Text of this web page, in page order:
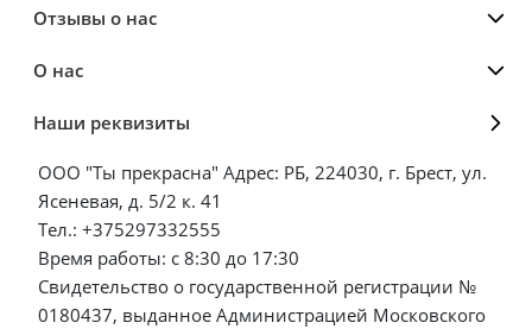
Отзывы о нас
О нас
Наши реквизиты
ООО "Ты прекрасна" Адрес: РБ, 224030, г. Брест, ул.
Ясеневая, д. 5/2 к. 41
Тел.: +375297332555
Время работы: с 8:30 до 17:30
Свидетельство о государственной регистрации №
0180437, выданное Администрацией Московского